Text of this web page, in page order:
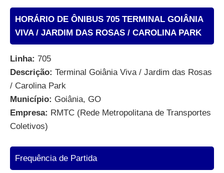
HORÁRIO DE ÔNIBUS 705 TERMINAL GOIÂNIA
VIVA / JARDIM DAS ROSAS / CAROLINA PARK
Linha: 705
Descrição: Terminal Goiânia Viva / Jardim das Rosas
/ Carolina Park
Município: Goiânia, GO
Empresa: RMTC (Rede Metropolitana de Transportes
Coletivos)
Frequência de Partida